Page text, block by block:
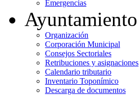
Emergencias
Ayuntamiento
Organización
Corporación Municipal
Consejos Sectoriales
Retribuciones y asignaciones
Calendario tributario
Inventario Toponímico
Descarga de documentos